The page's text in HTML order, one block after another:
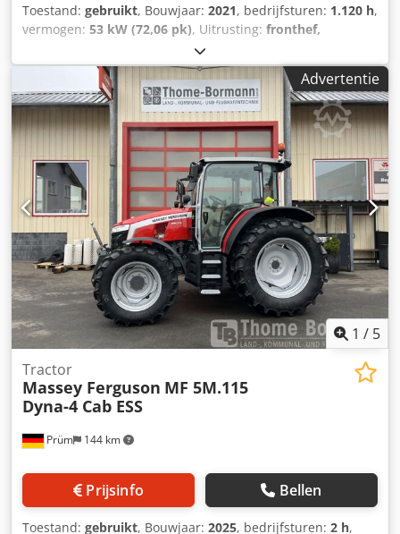
Toestand: gebruikt, Bouwjaar: 2021, bedrijfsturen: 1.120 h,
vermogen: 53 kW (72,06 pk), Uitrusting: fronthef,
, * Duitse machine uit eerste hand,
zeer goede staat * TABMC040VK5115005 * Onderhouden
volgens serviceboekje Chedjy Ubgujpfx Ag Doa *
Straatlegaal, 40 km/u * 4x4 vierwielaandrijving * Bouwjaar
2021 * Bedrijfsgewicht 6.200 kg * Bandenmaat 340/85 R24
voor, 420/85 R34 achter, ca. 80% * * Ik stuur u graag een
video via WhatsApp * WhatsApp: * Contact Pools, ?????
?????: * Verkoop alleen aan handelaren, zonder garantie,
alle gegevens onder voorbehoud, tussentijdse verkoop
voorbehouden
Advertentie
1 / 5
Prüm 144 km
Tractor
Massey Ferguson MF 5M.115
Dyna-4 Cab ESS
Prijsinfo Bellen
Toestand: gebruikt, Bouwjaar: 2025, bedrijfsturen: 2 h,